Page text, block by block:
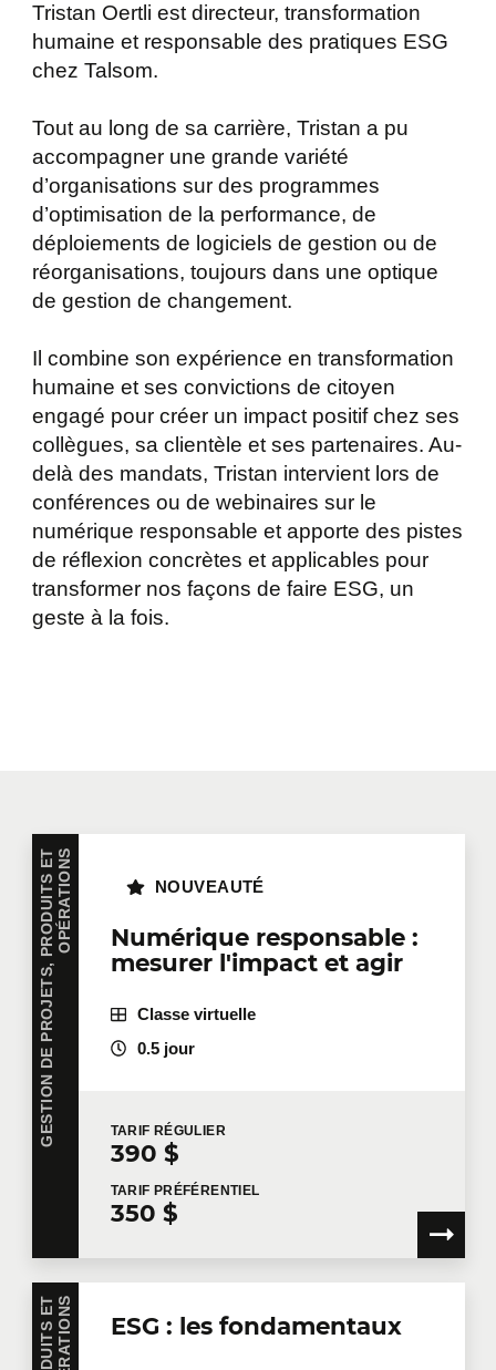
Tristan Oertli est directeur, transformation
humaine et responsable des pratiques ESG
chez Talsom.
Tout au long de sa carrière, Tristan a pu
accompagner une grande variété
d’organisations sur des programmes
d’optimisation de la performance, de
déploiements de logiciels de gestion ou de
réorganisations, toujours dans une optique
de gestion de changement.
Il combine son expérience en transformation
humaine et ses convictions de citoyen
engagé pour créer un impact positif chez ses
collègues, sa clientèle et ses partenaires. Au-
delà des mandats, Tristan intervient lors de
conférences ou de webinaires sur le
numérique responsable et apporte des pistes
de réflexion concrètes et applicables pour
transformer nos façons de faire ESG, un
geste à la fois.
G
E
S
T
I
O
N
D
E
P
R
O
J
E
T
S
,
P
R
O
D
U
I
T
S
E
T
O
P
É
R
A
T
I
O
NS
Numérique responsable :
mesurer l'impact et agir
NOUVEAUTÉ
Classe virtuelle
0.5 jour
TARIF RÉGULIER
390 $
TARIF PRÉFÉRENTIEL
350 $
S ESG : les fondamentaux